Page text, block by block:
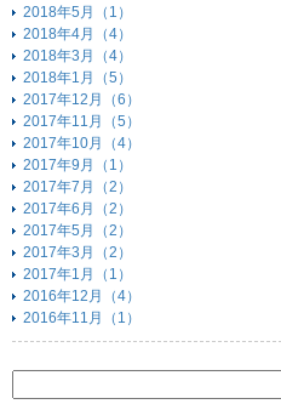
2018年5月（1）
2018年4月（4）
2018年3月（4）
2018年1月（5）
2017年12月（6）
2017年11月（5）
2017年10月（4）
2017年9月（1）
2017年7月（2）
2017年6月（2）
2017年5月（2）
2017年3月（2）
2017年1月（1）
2016年12月（4）
2016年11月（1）